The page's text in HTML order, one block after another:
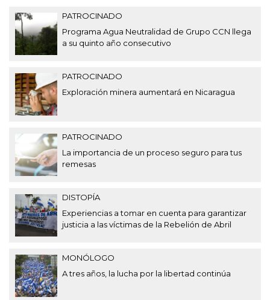
PATROCINADO
Programa Agua Neutralidad de Grupo CCN llega
a su quinto año consecutivo
PATROCINADO
Exploración minera aumentará en Nicaragua
PATROCINADO
La importancia de un proceso seguro para tus
remesas
DISTOPÍA
Experiencias a tomar en cuenta para garantizar
justicia a las víctimas de la Rebelión de Abril
MONÓLOGO
A tres años, la lucha por la libertad continúa